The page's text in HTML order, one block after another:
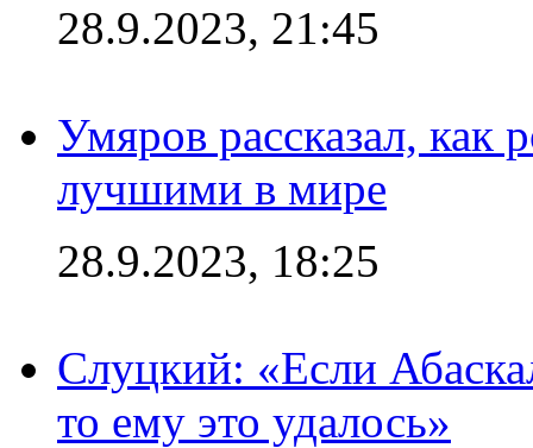
28.9.2023, 21:45
Умяров рассказал, как
лучшими в мире
28.9.2023, 18:25
Слуцкий: «Если
то ему это удалось»